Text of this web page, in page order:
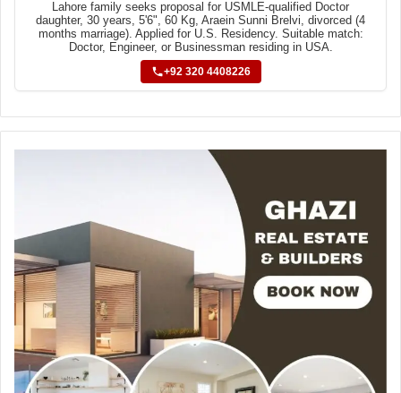
Lahore family seeks proposal for USMLE-qualified Doctor
daughter, 30 years, 5'6", 60 Kg, Araein Sunni Brelvi, divorced (4
months marriage). Applied for U.S. Residency. Suitable match:
Doctor, Engineer, or Businessman residing in USA.
+92 320 4408226